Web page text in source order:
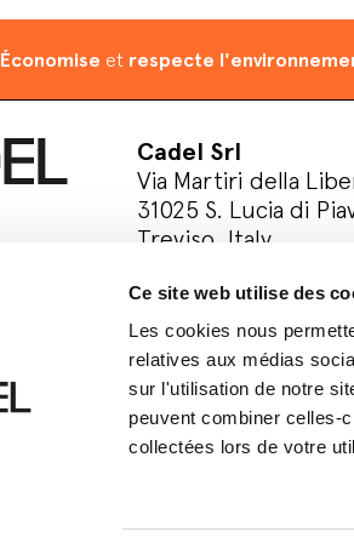
Ce site web utilise des
Les cookies nous
relatives aux médias
sur l'utilisation de notre
peuvent combiner celles-
collectées lors de votre
Économise et respecte
Cadel Srl
Via Martiri della
31025 S. Lucia di
Treviso, Italy
Suivez-nous sur